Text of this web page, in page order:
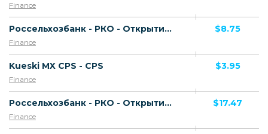
Finance
Россельхозбанк - РКО - Открытие счета - Открытие счета (бесплатный тариф)
Finance
$8.75
Kueski MX CPS - CPS
Finance
$3.95
Россельхозбанк - РКО - Открытие счета - Доплата - Клиент из сектора агропромышленного комплекса (платный тариф)
Finance
$17.47